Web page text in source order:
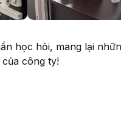
học hỏi, mang lại
công ty!